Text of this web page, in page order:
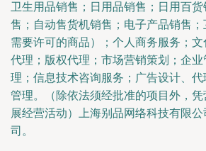
卫生用品销售；日用品销售；日用百
售；自动售货机销售；电子产品销售
需要许可的商品）；个人商务服务；
代理；版权代理；市场营销策划；企
理；信息技术咨询服务；广告设计、
管理。（除依法须经批准的项目外，
展经营活动）上海别品网络科技有限
司。